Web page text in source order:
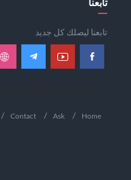
تابعنا
تابعنا ليصلك كل جديد
Home
Ask
Contact